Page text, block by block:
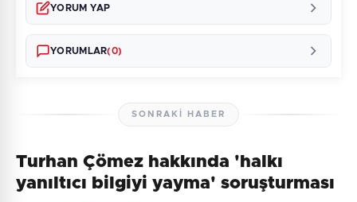
YORUM YAP
YORUMLAR(0)
Henüz yorum yapılmamış. İlk yorumu siz yapın!
SONRAKI HABER
Turhan Çömez hakkında 'halkı
yanıltıcı bilgiyi yayma' soruşturması